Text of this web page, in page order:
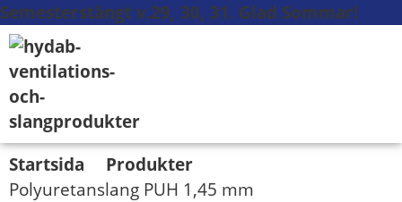
Semesterstängt v.29, 30, 31. Glad Sommar!
Startsida
Produkter
Polyuretanslang PUH 1,45 mm